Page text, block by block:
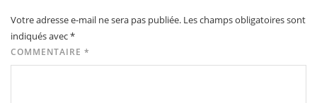
Votre adresse e-mail ne sera pas publiée. Les champs obligatoires sont
indiqués avec*
COMMENTAIRE *